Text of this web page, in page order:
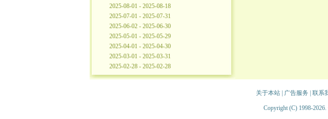
2025-08-01 - 2025-08-18
2025-07-01 - 2025-07-31
2025-06-02 - 2025-06-30
2025-05-01 - 2025-05-29
2025-04-01 - 2025-04-30
2025-03-01 - 2025-03-31
2025-02-28 - 2025-02-28
关于本站 广告服务 联系
Copyright (C) 1998-2026.